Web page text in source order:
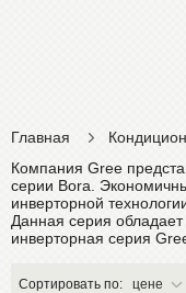
Главная
Компания Gree
серии Bora.
инверторной
Данная серия
инверторная серия
Сортировать по: цене